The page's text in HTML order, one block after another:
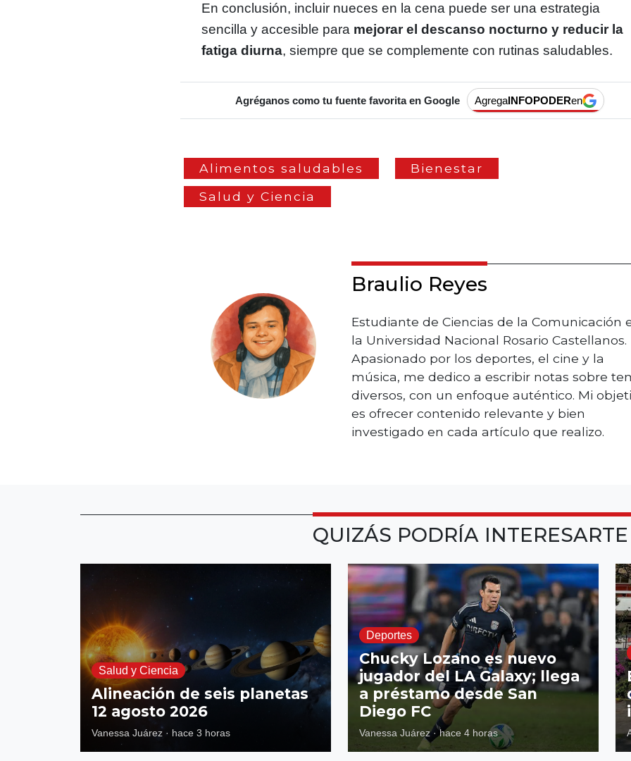
En conclusión, incluir nueces en la cena puede ser una estrategia
sencilla y accesible para mejorar el descanso nocturno y reducir la
fatiga diurna, siempre que se complemente con rutinas saludables.
Agréganos como tu fuente favorita en Google AgregaINFOPODERen
Alimentos saludables
Bienestar
Salud y Ciencia
Braulio Reyes
Estudiante de Ciencias de la Comunicación
la Universidad Nacional Rosario Castellanos.
Apasionado por los deportes, el cine y la
música, me dedico a escribir notas sobre
diversos, con un enfoque auténtico. Mi
es ofrecer contenido relevante y bien
investigado en cada artículo que realizo.
QUIZÁS PODRÍA INTERESARTE
Salud y Ciencia
Alineación de seis planetas
12 agosto 2026
Vanessa Juárez · hace 3 horas
Deportes
Chucky Lozano es nuevo
jugador del LA Galaxy; llega
a préstamo desde San
Diego FC
Vanessa Juárez·hace 4 horas